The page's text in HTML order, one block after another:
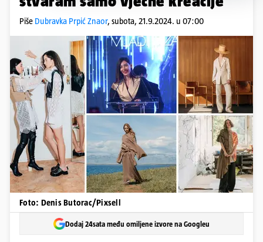
Piše Dubravka Prpić Znaor, subota, 21.9.2024. u 07:00
Foto: Denis Butorac/Pixsell
Dodaj 24sata među omiljene izvore na Googleu